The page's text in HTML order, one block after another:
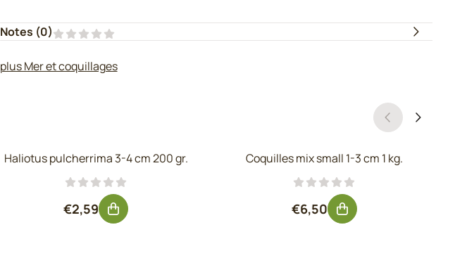
Notes (0)
plus Mer et coquillages
Haliotus pulcherrima 3-4 cm 200 gr.
Prix: 2,59, hors TVA : 2,14
€2,59
Coquilles mix small 1-3 cm 1 kg.
Prix: 6,50, hors TVA : 5,37
€6,50